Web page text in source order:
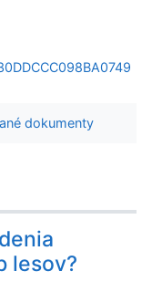
dokumenty
lesov?